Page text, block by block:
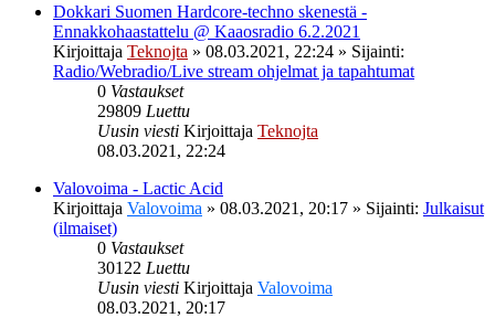
Dokkari Suomen Hardcore-techno skenestä -
Ennakkohaastattelu @ Kaaosradio 6.2.2021
Kirjoittaja Teknojta » 08.03.2021, 22:24 » Sijainti:
Radio/Webradio/Live stream ohjelmat ja tapahtumat
0 Vastaukset
29809 Luettu
Uusin viesti Kirjoittaja Teknojta
08.03.2021, 22:24
Valovoima - Lactic Acid
Kirjoittaja Valovoima » 08.03.2021, 20:17 » Sijainti: Julkaisut
(ilmaiset)
0 Vastaukset
30122 Luettu
Uusin viesti Kirjoittaja Valovoima
08.03.2021, 20:17